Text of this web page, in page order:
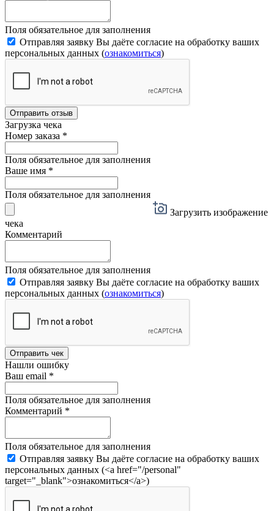
Поля обязательное для заполнения
Отправляя заявку Вы даёте согласие на обработку ваших
персональных данных (ознакомиться)
Отправить отзыв
Загрузка чека
Номер заказа *
Поля обязательное для заполнения
Ваше имя *
Поля обязательное для заполнения
Загрузить изображение
чека
Комментарий
Поля обязательное для заполнения
Отправляя заявку Вы даёте согласие на обработку ваших
персональных данных (ознакомиться)
Отправить чек
Нашли ошибку
Ваш email *
Поля обязательное для заполнения
Комментарий *
Поля обязательное для заполнения
Отправляя заявку Вы даёте согласие на обработку ваших
персональных данных (<a href="/personal"
target="_blank">ознакомиться</a>)